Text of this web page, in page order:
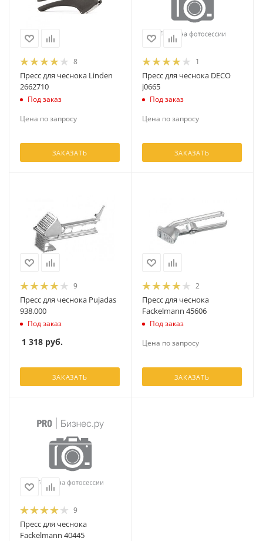
8
Пресс для чеснока Linden
2662710
Под заказ
Цена по запросу
ЗАКАЗАТЬ
1
Пресс для чеснока DECO
j0665
Под заказ
Цена по запросу
ЗАКАЗАТЬ
9
Пресс для чеснока Pujadas
938.000
Под заказ
1 318 руб.
ЗАКАЗАТЬ
2
Пресс для чеснока
Fackelmann 45606
Под заказ
Цена по запросу
ЗАКАЗАТЬ
9
Пресс для чеснока
Fackelmann 40445